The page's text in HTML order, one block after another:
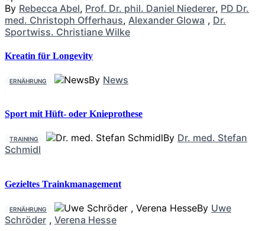
By Rebecca Abel, Prof. Dr. phil. Daniel Niederer, PD Dr.
med. Christoph Offerhaus, Alexander Glowa , Dr.
Sportwiss. Christiane Wilke
Kreatin für Longevity
ERNÄHRUNG By News
Sport mit Hüft- oder Knieprothese
TRAINING By Dr. med. Stefan
Schmidl
Gezieltes Trainkmanagement
ERNÄHRUNG By Uwe
Schröder , Verena Hesse